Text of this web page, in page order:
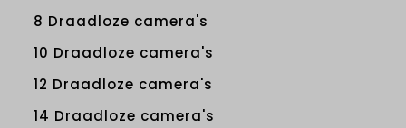
8 Draadloze camera's
10 Draadloze camera's
12 Draadloze camera's
14 Draadloze camera's